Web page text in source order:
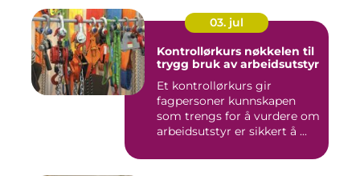
03. jul
Kontrollørkurs nøkkelen til
trygg bruk av arbeidsutstyr
Et kontrollørkurs gir
fagpersoner kunnskapen
som trengs for å vurdere om
arbeidsutstyr er sikkert å ...